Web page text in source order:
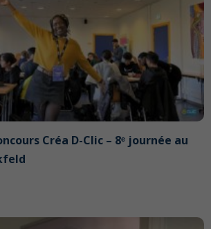
Créa D-Clic – 8ᵉ journée au